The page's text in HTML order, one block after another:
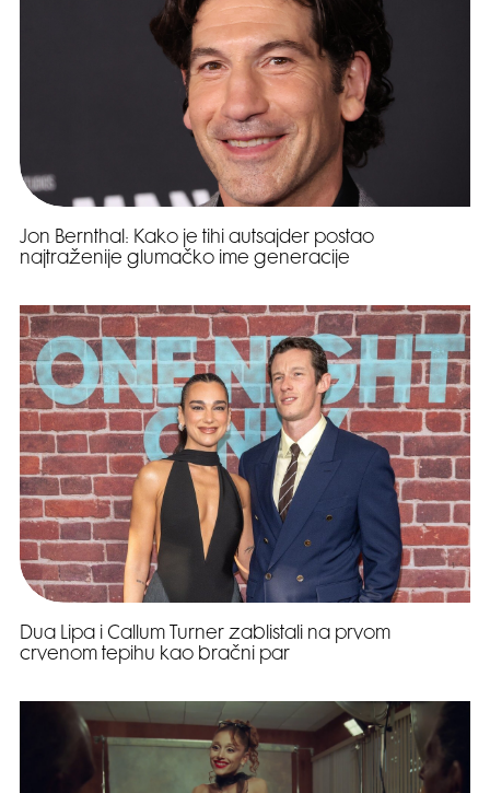
Jon Bernthal: Kako je tihi autsajder postao
najtraženije glumačko ime generacije
Dua Lipa i Callum Turner zablistali na prvom
crvenom tepihu kao bračni par